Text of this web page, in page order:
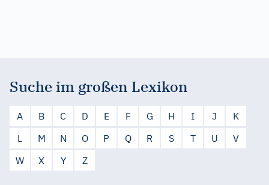
Suche im großen Lexikon
A B C D E F G H I J
K
L
M N O P Q R S T U
V
W
X Y Z